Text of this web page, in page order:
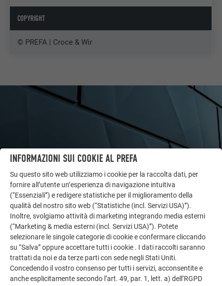
COPYRIGHT
© PREFA | Croce & Wir
LASCIATI ISPIRARE
ALTRI OGGETTI
La galleria di riferimento PREFA mostra la versatilità
dell’alluminio. Scoprite altri progetti straordinari con le
soluzioni in alluminio durevoli di PREFA per tetti,
INFORMAZIONI SUI COOKIE AL PREFA
Su questo sito web utilizziamo i cookie per la raccolta dati, per
fornire all’utente un’esperienza di navigazione intuitiva
(“Essenziali”) e redigere statistiche per il miglioramento della
qualità del nostro sito web (“Statistiche (incl. Servizi USA)”).
Inoltre, svolgiamo attività di marketing integrando media esterni
(“Marketing & media esterni (incl. Servizi USA)”). Potete
selezionare le singole categorie di cookie e confermare cliccando
su “Salva” oppure accettare tutti i cookie . I dati raccolti saranno
trattati da noi e da terze parti con sede negli Stati Uniti.
Concedendo il vostro consenso per tutti i servizi, acconsentite e
anche esplicitamente secondo l’art. 49, par. 1, lett. a) dell’RGPD